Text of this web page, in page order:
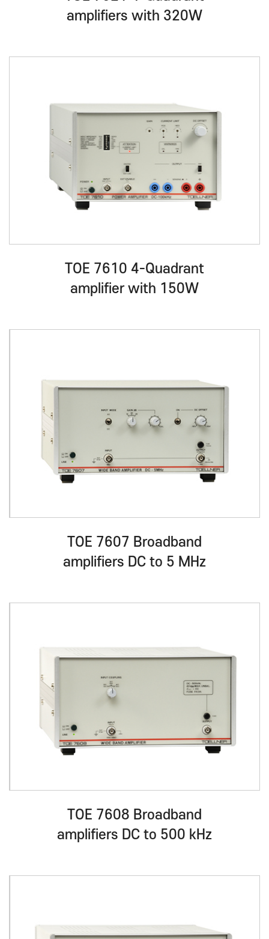
amplifiers with 320W
TOE 7610 4-Quadrant
amplifier with 150W
TOE 7607 Broadband
amplifiers DC to 5 MHz
TOE 7608 Broadband
amplifiers DC to 500 kHz